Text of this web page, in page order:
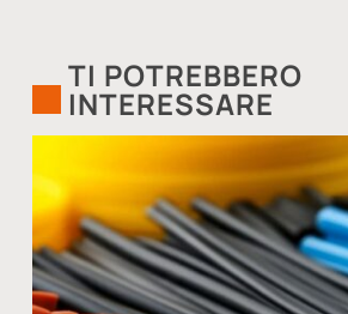
TI POTREBBERO
INTERESSARE